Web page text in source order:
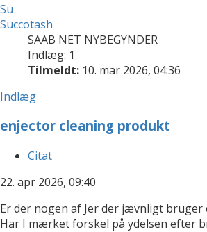
Su
Succotash
SAAB NET NYBEGYNDER
Indlæg: 1
Tilmeldt: 10. mar 2026, 04:36
Indlæg
enjector cleaning produkt
Citat
22. apr 2026, 09:40
Er der nogen af Jer der jævnligt
Har I mærket forskel på ydelsen efter